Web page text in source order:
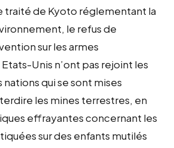
traité de Kyoto réglementant la
le refus de
sur les armes
Unis n’ont pas rejoint les
qui se sont mises
les mines terrestres, en
effrayantes concernant les
sur des enfants mutilés